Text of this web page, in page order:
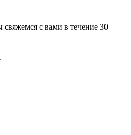
с вами в течение 30